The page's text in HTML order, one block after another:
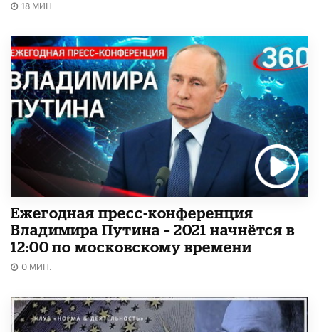
18 МИН.
Ежегодная пресс-конференция
Владимира Путина – 2021 начнётся в
12:00 по московскому времени
0 МИН.